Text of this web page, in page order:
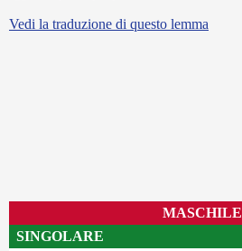
Vedi la traduzione di questo lemma
MASCHILE
SINGOLARE